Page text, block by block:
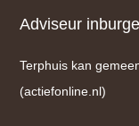
Adviseur
Terphuis kan
(actiefonline.nl)